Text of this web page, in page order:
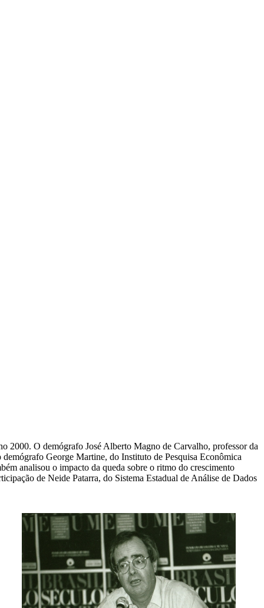
2000. O demógrafo José Alberto Magno de Carvalho, professor da
George Martine, do Instituto de Pesquisa Econômica
analisou o impacto da queda sobre o ritmo do crescimento
de Neide Patarra, do Sistema Estadual de Análise de Dados